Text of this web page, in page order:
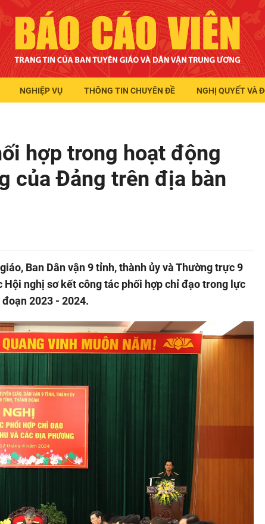
NGHIỆP VỤ THÔNG TIN CHUYÊN ĐỀ NGHỊ QUYẾT VÀ
hợp trong hoạt động
của Đảng trên địa bàn
Ban Dân vận 9 tỉnh, thành ủy và Thường trực 9
nghị sơ kết công tác phối hợp chỉ đạo trong lực
2023 - 2024.